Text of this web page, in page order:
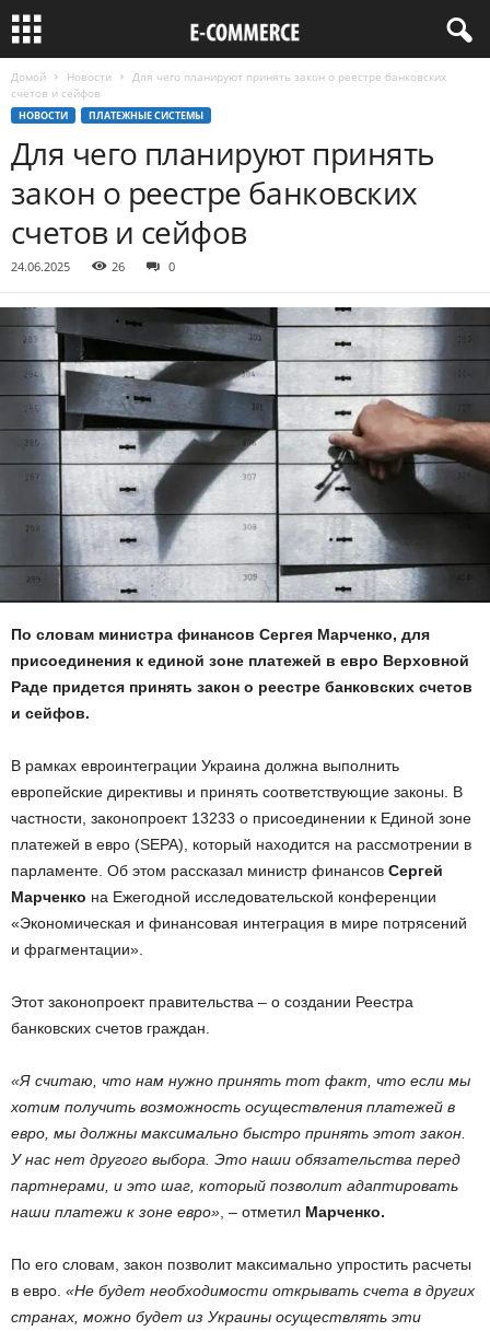
Домой Новости
Для чего планируют принять закон о реестре банковских
счетов и сейфов
НОВОСТИ ПЛАТЕЖНЫЕ СИСТЕМЫ
Для чего планируют принять
закон о реестре банковских
счетов и сейфов
24.06.2025 26 0
По словам министра финансов Сергея Марченко, для
присоединения к единой зоне платежей в евро Верховной
Раде придется принять закон о реестре банковских счетов
и сейфов.
В рамках евроинтеграции Украина должна выполнить
европейские директивы и принять соответствующие законы. В
частности, законопроект 13233 о присоединении к Единой зоне
платежей в евро (SEPA), который находится на рассмотрении в
парламенте. Об этом рассказал министр финансов Сергей
Марченко на Ежегодной исследовательской конференции
«Экономическая и финансовая интеграция в мире потрясений
и фрагментации».
Этот законопроект правительства – о создании Реестра
банковских счетов граждан.
«Я считаю, что нам нужно принять тот факт, что если мы
хотим получить возможность осуществления платежей в
евро, мы должны максимально быстро принять этот закон.
У нас нет другого выбора. Это наши обязательства перед
партнерами, и это шаг, который позволит адаптировать
наши платежи к зоне евро» , – отметил Марченко.
По его словам, закон позволит максимально упростить расчеты
в евро. «Не будет необходимости открывать счета в других
странах, можно будет из Украины осуществлять эти